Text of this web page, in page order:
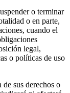
o terminar
o en parte,
cuando el
legal,
o políticas de uso
sus derechos o